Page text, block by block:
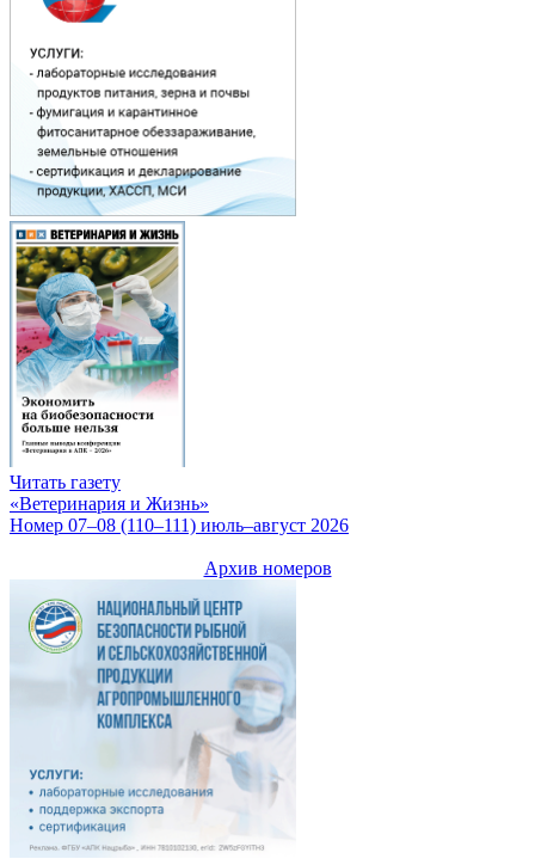
Читать газету
«Ветеринария и Жизнь»
Номер 07–08 (110–111) июль–август 2026
Архив номеров